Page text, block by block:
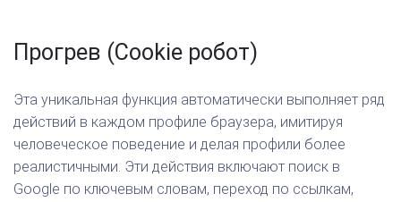
Прогрев (Cookie робот)
Эта уникальная функция автоматически выполняет ряд
действий в каждом профиле браузера, имитируя
человеческое поведение и делая профили более
реалистичными. Эти действия включают поиск в
Google по ключевым словам, переход по ссылкам,